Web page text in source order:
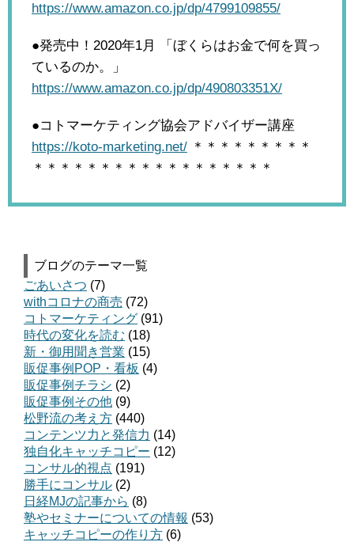
https://www.amazon.co.jp/dp/4799109855/
●発売中！2020年1月
「ぼくらはお金で何を買っ
ているのか。」
https://www.amazon.co.jp/dp/490803351X/
●コトマーケティング協会アドバイザー講座
https://koto-marketing.net/ ＊＊＊＊＊＊＊＊＊
＊＊＊＊＊＊＊＊＊＊＊＊＊＊＊＊＊＊
ブログのテーマ一覧
ごあいさつ (7)
withコロナの商売 (72)
コトマーケティング (91)
時代の変化を読む (18)
新・御用聞き営業 (15)
販促事例POP・看板 (4)
販促事例チラシ (2)
販促事例その他 (9)
松野流の考え方 (440)
コンテンツ力と発信力 (14)
独自化キャッチコピー (12)
コンサル的視点 (191)
勝手にコンサル (2)
日経MJの記事から (8)
塾やセミナーについての情報 (53)
キャッチコピーの作り方 (6)